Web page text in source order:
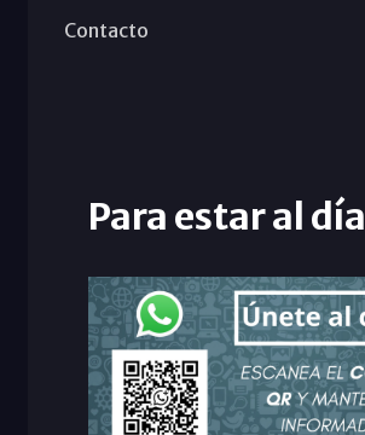
Contacto
Para estar al día